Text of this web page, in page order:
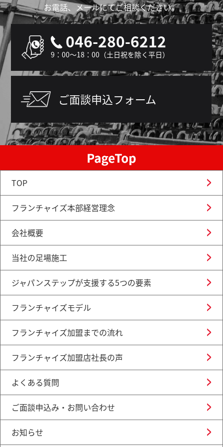
お電話、メールにてご相談ください。
046-280-6212
9：00～18：00（土日祝を除く平日）
ご面談申込フォーム
TOP
フランチャイズ本部経営理念
会社概要
当社の足場施工
ジャパンステップが支援する5つの要素
フランチャイズモデル
フランチャイズ加盟までの流れ
フランチャイズ加盟店社長の声
よくある質問
ご面談申込み・お問い合わせ
お知らせ